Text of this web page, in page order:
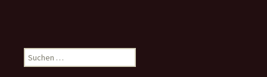
Suchen
nach: